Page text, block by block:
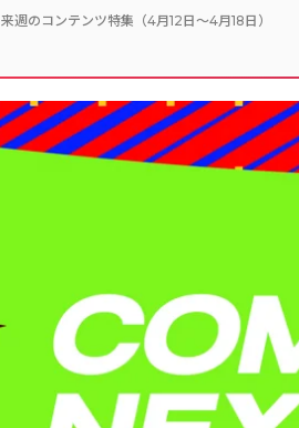
来週のコンテンツ特集（4月12日〜4月18日）